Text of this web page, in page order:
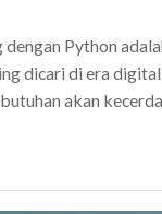
Python
dicari di era digital
akan